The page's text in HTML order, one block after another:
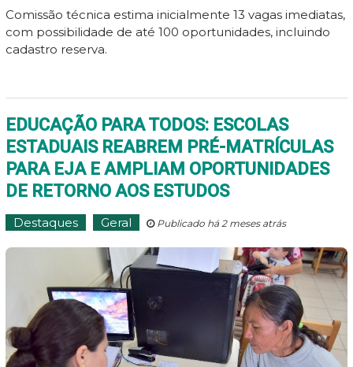
Comissão técnica estima inicialmente 13 vagas imediatas,
com possibilidade de até 100 oportunidades, incluindo
cadastro reserva.
EDUCAÇÃO PARA TODOS: ESCOLAS
ESTADUAIS REABREM PRÉ-MATRÍCULAS
PARA EJA E AMPLIAM OPORTUNIDADES
DE RETORNO AOS ESTUDOS
Destaques Geral Publicado há 2 meses atrás